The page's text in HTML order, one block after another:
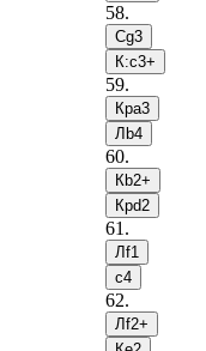
58.
Сg3
К:c3+
59.
Крa3
Лb4
60.
Кb2+
Крd2
61 .
Лf1
c4
62.
Лf2+